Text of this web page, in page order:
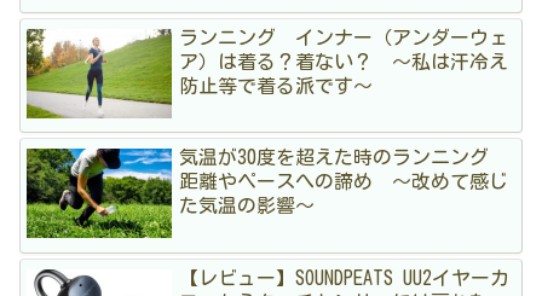
ランニング インナー（アンダーウェ
ア）は着る？着ない？ 〜私は汗冷え
防止等で着る派です〜
気温が30度を超えた時のランニング
距離やペースへの諦め 〜改めて感じ
た気温の影響〜
【レビュー】SOUNDPEATS UU2イヤーカ